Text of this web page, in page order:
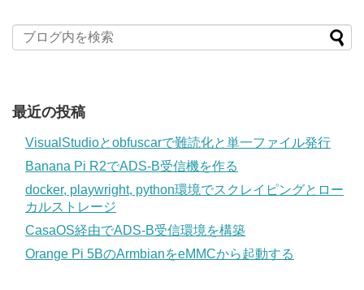
最近の投稿
VisualStudioとobfuscarで難読化と単一ファイル発行
Banana Pi R2でADS-B受信機を作る
docker, playwright, python環境でスクレイピングとロー
カルストレージ
CasaOS経由でADS-B受信環境を構築
Orange Pi 5BのArmbianをeMMCから起動する